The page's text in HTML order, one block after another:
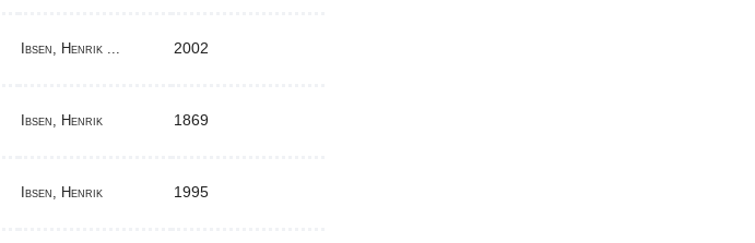
Ibsen, Henrik ... 2002
Ibsen, Henrik 1869
Ibsen, Henrik 1995